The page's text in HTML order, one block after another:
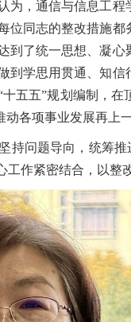
，通信与信息工程
同志的整改措施
了统一思想、凝
学思用贯通、知
五五”规划编制，
各项事业发展再上一
问题导向，统筹推
作紧密结合，以整